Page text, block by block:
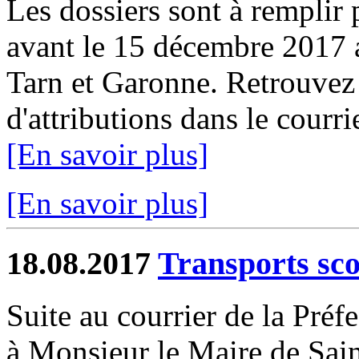
Les dossiers sont à remplir
avant le 15 décembre
Tarn et Garonne.
d'attributions dans le
[En savoir plus]
[En savoir plus]
18.08.2017 Transports
Suite au courrier de la
à Monsieur le Maire de